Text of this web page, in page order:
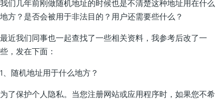
我们几年前刚做随机地址的时候也是不清楚这种地址用在什么
地方？是否会被用于非法目的？用户还需要些什么？
最近我们同事也一起查找了一些相关资料，我参考后改了一
些，发在下面：
1、随机地址用于什么地方？
为了保护个人隐私。当您注册网站或应用程序时，如果您不希